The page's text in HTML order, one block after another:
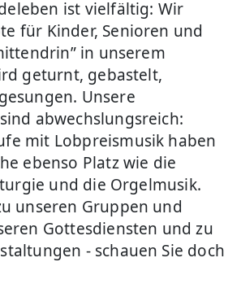
ist vielfältig: Wir
für Kinder, Senioren und
in unserem
geturnt, gebastelt,
Unsere
abwechslungsreich:
mit Lobpreismusik haben
ebenso Platz wie die
und die Orgelmusik.
unseren Gruppen und
Gottesdiensten und zu
- schauen Sie doch